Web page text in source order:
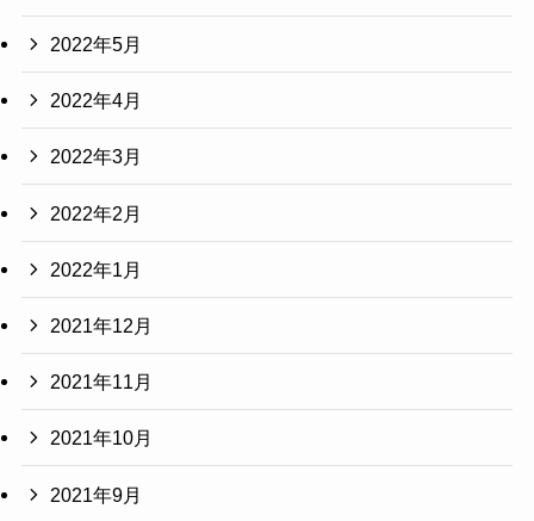
2022年5月
2022年4月
2022年3月
2022年2月
2022年1月
2021年12月
2021年11月
2021年10月
2021年9月